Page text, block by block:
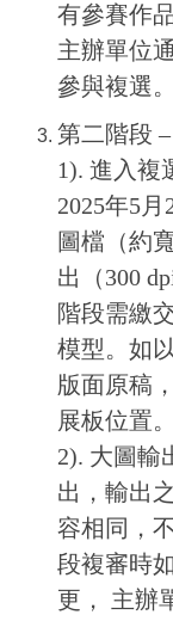
有參賽作
主辦單位
參與複選。
第二階段 –
1). 進入複
2025年5
圖檔（約
出（300
階段需繳
模型。如
版面原稿
展板位置。
2). 大圖輸
出，輸出
容相同，
段複審時
更， 主辦